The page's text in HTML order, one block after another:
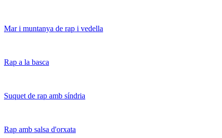
Mar i muntanya de rap i vedella
Rap a la basca
Suquet de rap amb síndria
Rap amb salsa d'orxata